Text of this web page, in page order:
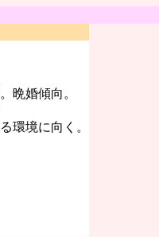
晩婚傾向。
環境に向く。